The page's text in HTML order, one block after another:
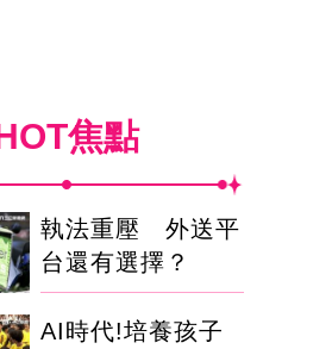
焦點
執法重壓 外送平
台還有選擇？
AI時代!培養孩子